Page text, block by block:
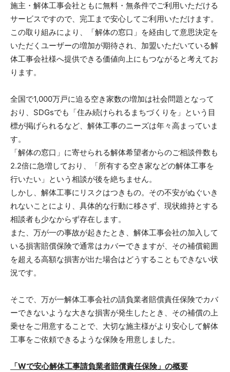
施主・解体工事会社ともに無料・無条件でご利用いただける
サービスですので、完工まで安心してご利用いただけます。
この取り組みにより、「解体の窓口」を経由して意思決定を
いただくユーザーの増加が期待され、加盟いただいている解
体工事会社様へ提供できる価値向上にもつながると考えてお
ります。
全国で1,000万戸に迫る空き家数の増加は社会問題となって
おり、SDGsでも「住み続けられるまちづくりを」という目
標が掲げられるなど、解体工事のニーズは年々高まっていま
す。
「解体の窓口」に寄せられる解体希望者からのご相談件数も
2.2倍に急増しており、「所有する空き家などの解体工事を
行いたい」という相談が後を絶ちません。
しかし、解体工事にリスクはつきもの。その不安がぬぐいき
れないことにより、具体的な行動に移さず、現状維持とする
相談者も少なからず存在します。
また、万が一の事故が起きたとき、解体工事会社の加入して
いる損害賠償保険で通常はカバーできますが、その補償範囲
を超える高額な損害が出た場合はどうすることもできない状
況です。
そこで、万が一解体工事会社の請負業者賠償責任保険でカバ
ーできないような大きな損害が発生したとき、その補償の上
乗せをご用意することで、大切な施主様がより安心して解体
工事をご依頼できるような保険を用意しました。
「Wで安心解体工事請負業者賠償責任保険」 の概要